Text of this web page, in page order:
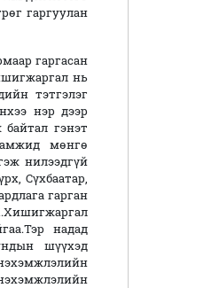
гаргуулан
гаргасан
нь
тэтгэлэг
нэр дээр
гэнэт
мөнгө
нилээдгүй
Сүхбаатар,
гарган
надад
шүүхэд